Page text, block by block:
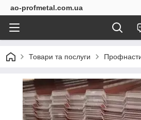
ao-profmetal.com.ua
Товари та послуги